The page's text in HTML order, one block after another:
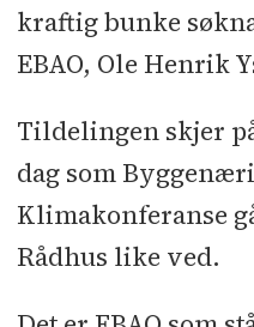
kraftig bunke
EBAO, Ole Henrik
Tildelingen skjer
dag som
Klimakonferanse
Rådhus like ved.